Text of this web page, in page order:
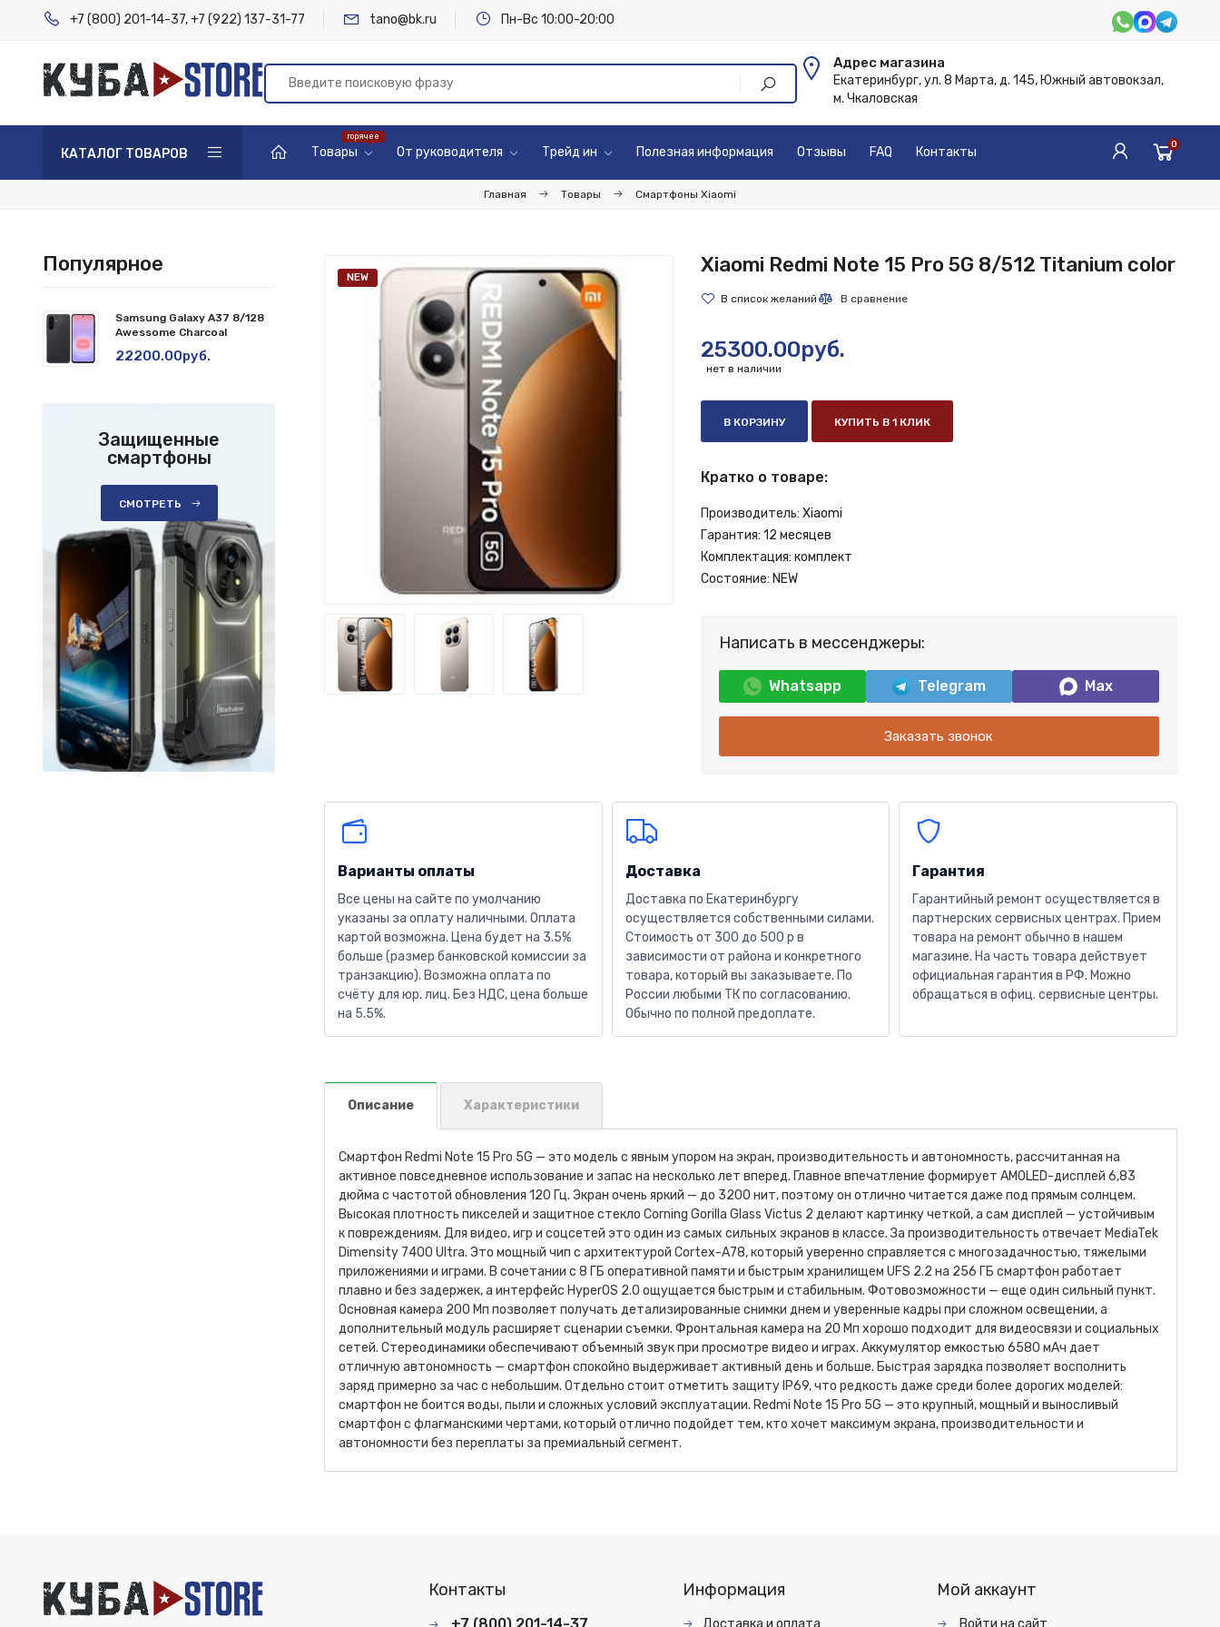
+7 (800) 201-14-37,+7 (922) 137-31-77 tano@bk.ru Пн-Вс 10:00-20:00
Адрес магазина
Екатеринбург, ул. 8 Марта, д. 145, Южный автовокзал,
м. Чкаловская
КАТАЛОГ ТОВАРОВ Товары От руководителя Трейд ин Полезная информация Отзывы FAQ Контакты 0
Главная Товары Смартфоны Xiaomi
NEW
Xiaomi Redmi Note 15 Pro 5G 8/512 Titanium color
25300.00руб.
нет в наличии
В КОРЗИНУ КУПИТЬ В 1 КЛИК
Кратко о товаре:
Производитель: Xiaomi
Гарантия: 12 месяцев
Комплектация: комплект
Состояние: NEW
Написать в мессенджеры:
Whatsapp Telegram Max
Заказать звонок
Варианты оплаты
Все цены на сайте по умолчанию
указаны за оплату наличными. Оплата
картой возможна. Цена будет на 3.5%
больше (размер банковской комиссии за
транзакцию). Возможна оплата по
счёту для юр. лиц. Без НДС, цена больше
на 5.5%.
Доставка
Доставка по Екатеринбургу
осуществляется собственными силами.
Стоимость от 300 до 500 р в
зависимости от района и конкретного
товара, который вы заказываете. По
России любыми ТК по согласованию.
Обычно по полной предоплате.
Гарантия
Гарантийный ремонт осуществляется в
партнерских сервисных центрах. Прием
товара на ремонт обычно в нашем
магазине. На часть товара действует
официальная гарантия в РФ. Можно
обращаться в офиц. сервисные центры.
Описание Характеристики
Смартфон Redmi Note 15 Pro 5G — это модель с явным упором на экран, производительность и автономность, рассчитанная на
активное повседневное использование и запас на несколько лет вперед. Главное впечатление формирует AMOLED-дисплей 6,83
дюйма с частотой обновления 120 Гц. Экран очень яркий — до 3200 нит, поэтому он отлично читается даже под прямым солнцем.
Высокая плотность пикселей и защитное стекло Corning Gorilla Glass Victus 2 делают картинку четкой, а сам дисплей — устойчивым
к повреждениям. Для видео, игр и соцсетей это один из самых сильных экранов в классе. За производительность отвечает MediaTek
Dimensity 7400 Ultra. Это мощный чип с архитектурой Cortex-A78, который уверенно справляется с многозадачностью, тяжелыми
приложениями и играми. В сочетании с 8 ГБ оперативной памяти и быстрым хранилищем UFS 2.2 на 256 ГБ смартфон работает
плавно и без задержек, а интерфейс HyperOS 2.0 ощущается быстрым и стабильным. Фотовозможности — еще один сильный пункт.
Основная камера 200 Мп позволяет получать детализированные снимки днем и уверенные кадры при сложном освещении, а
дополнительный модуль расширяет сценарии съемки. Фронтальная камера на 20 Мп хорошо подходит для видеосвязи и социальных
сетей. Стереодинамики обеспечивают объемный звук при просмотре видео и играх. Аккумулятор емкостью 6580 мАч дает
отличную автономность — смартфон спокойно выдерживает активный день и больше. Быстрая зарядка позволяет восполнить
заряд примерно за час с небольшим. Отдельно стоит отметить защиту IP69, что редкость даже среди более дорогих моделей:
смартфон не боится воды, пыли и сложных условий эксплуатации. Redmi Note 15 Pro 5G — это крупный, мощный и выносливый
смартфон с флагманскими чертами, который отлично подойдет тем, кто хочет максимум экрана, производительности и
автономности без переплаты за премиальный сегмент.
Популярное
Samsung Galaxy A37 8/128
Awessome Charcoal
22200.00руб.
Защищенные
смартфоны
СМОТРЕТЬ
Контакты Информация
Доставка и оплата
Мой аккаунт
Войти на сайт